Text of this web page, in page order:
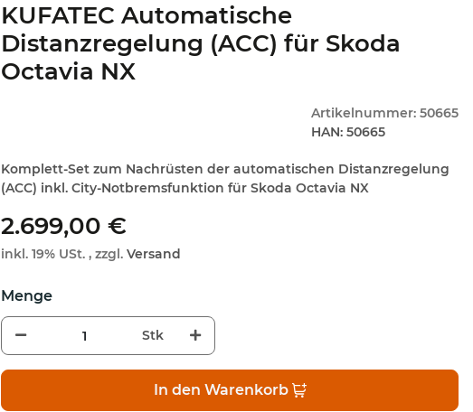
KUFATEC Automatische
Distanzregelung (ACC) für Skoda
Octavia NX
Artikelnummer: 50665
HAN: 50665
Komplett-Set zum Nachrüsten der automatischen Distanzregelung
(ACC) inkl. City-Notbremsfunktion für Skoda Octavia NX
2.699,00 €
inkl. 19% USt. , zzgl.Versand
Stk
In den Warenkorb